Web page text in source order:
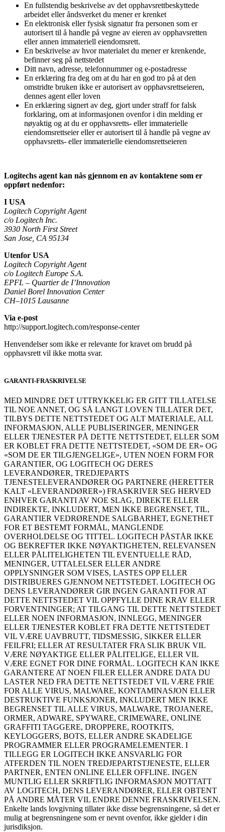
En fullstendig beskrivelse av det opphavsrettbeskyttede
arbeidet eller åndsverket du mener er krenket
En elektronisk eller fysisk signatur fra personen som er
autorisert til å handle på vegne av eieren av opphavsretten
eller annen immateriell eiendomsrett.
En beskrivelse av hvor materialet du mener er krenkende,
befinner seg på nettstedet
Ditt navn, adresse, telefonnummer og e-postadresse
En erklæring fra deg om at du har en god tro på at den
omstridte bruken ikke er autorisert av opphavsrettseieren,
dennes agent eller loven
En erklæring signert av deg, gjort under straff for falsk
forklaring, om at informasjonen ovenfor i din melding er
nøyaktig og at du er opphavsretts- eller immaterielle
eiendomsrettseier eller er autorisert til å handle på vegne av
opphavsretts- eller immaterielle eiendomsrettseieren
Logitechs agent kan nås gjennom en av kontaktene som er
oppført nedenfor:
I USA
Logitech Copyright Agent
c/o Logitech Inc.
3930 North First Street
San Jose, CA 95134
Utenfor USA
Logitech Copyright Agent
c/o Logitech Europe S.A.
EPFL – Quartier de I’Innovation
Daniel Borel Innovation Center
CH–1015 Lausanne
Via e-post
http://support.logitech.com/response-center
Henvendelser som ikke er relevante for kravet om brudd på
opphavsrett vil ikke motta svar.
GARANTI-FRASKRIVELSE
MED MINDRE DET UTTRYKKELIG ER GITT TILLATELSE
TIL NOE ANNET, OG SÅ LANGT LOVEN TILLATER DET,
TILBYS DETTE NETTSTEDET OG ALT MATERIALE, ALL
INFORMASJON, ALLE PUBLISERINGER, MENINGER
ELLER TJENESTER PÅ DETTE NETTSTEDET, ELLER SOM
ER KOBLET FRA DETTE NETTSTEDET, «SOM DE ER» OG
«SOM DE ER TILGJENGELIGE», UTEN NOEN FORM FOR
GARANTIER, OG LOGITECH OG DERES
LEVERANDØRER, TREDJEPARTS
TJENESTELEVERANDØRER OG PARTNERE (HERETTER
KALT «LEVERANDØRER») FRASKRIVER SEG HERVED
ENHVER GARANTI AV NOE SLAG, DIREKTE ELLER
INDIREKTE, INKLUDERT, MEN IKKE BEGRENSET, TIL,
GARANTIER VEDRØRENDE SALGBARHET, EGNETHET
FOR ET BESTEMT FORMÅL, MANGLENDE
OVERHOLDELSE OG TITTEL. LOGITECH PÅSTÅR IKKE
OG BEKREFTER IKKE NØYAKTIGHETEN, RELEVANSEN
ELLER PÅLITELIGHETEN TIL EVENTUELLE RÅD,
MENINGER, UTTALELSER ELLER ANDRE
OPPLYSNINGER SOM VISES, LASTES OPP ELLER
DISTRIBUERES GJENNOM NETTSTEDET. LOGITECH OG
DENS LEVERANDØRER GIR INGEN GARANTI FOR AT
DETTE NETTSTEDET VIL OPPFYLLE DINE KRAV ELLER
FORVENTNINGER; AT TILGANG TIL DETTE NETTSTEDET
ELLER NOEN INFORMASJON, INNLEGG, MENINGER
ELLER TJENESTER KOBLET FRA DETTE NETTSTEDET
VIL VÆRE UAVBRUTT, TIDSMESSIG, SIKKER ELLER
FEILFRI; ELLER AT RESULTATER FRA SLIK BRUK VIL
VÆRE NØYAKTIGE ELLER PÅLITELIGE, ELLER VIL
VÆRE EGNET FOR DINE FORMÅL. LOGITECH KAN IKKE
GARANTERE AT NOEN FILER ELLER ANDRE DATA DU
LASTER NED FRA DETTE NETTSTEDET VIL VÆRE FRIE
FOR ALLE VIRUS, MALWARE, KONTAMINASJON ELLER
DESTRUKTIVE FUNKSJONER, INKLUDERT MEN IKKE
BEGRENSET TIL ALLE VIRUS, MALWARE, TROJANERE,
ORMER, ADWARE, SPYWARE, CRIMEWARE, ONLINE
GRAFFITI TAGGERE, DROPPERE, ROOTKITS,
KEYLOGGERS, BOTS, ELLER ANDRE SKADELIGE
PROGRAMMER ELLER PROGRAMELEMENTER. I
TILLEGG ER LOGITECH IKKE ANSVARLIG FOR
ATFERDEN TIL NOEN TREDJEPARTSTJENESTE, ELLER
PARTNER, ENTEN ONLINE ELLER OFFLINE. INGEN
MUNTLIG ELLER SKRIFTLIG INFORMASJON MOTTATT
AV LOGITECH, DENS LEVERANDØRER, ELLER OBTENT
PÅ ANDRE MÅTER VIL ENDRE DENNE FRASKRIVELSEN.
Enkelte lands lovgivning tillater ikke disse begrensningene, så det er
mulig at begrensningene som er nevnt ovenfor, ikke gjelder i din
jurisdiksjon.